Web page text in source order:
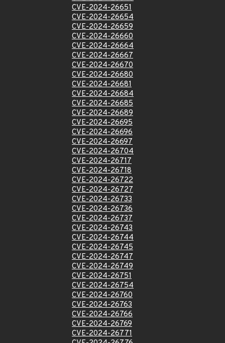
CVE-2024-26651
CVE-2024-26654
CVE-2024-26659
CVE-2024-26660
CVE-2024-26664
CVE-2024-26667
CVE-2024-26670
CVE-2024-26680
CVE-2024-26681
CVE-2024-26684
CVE-2024-26685
CVE-2024-26689
CVE-2024-26695
CVE-2024-26696
CVE-2024-26697
CVE-2024-26704
CVE-2024-26717
CVE-2024-26718
CVE-2024-26722
CVE-2024-26727
CVE-2024-26733
CVE-2024-26736
CVE-2024-26737
CVE-2024-26743
CVE-2024-26744
CVE-2024-26745
CVE-2024-26747
CVE-2024-26749
CVE-2024-26751
CVE-2024-26754
CVE-2024-26760
CVE-2024-26763
CVE-2024-26766
CVE-2024-26769
CVE-2024-26771